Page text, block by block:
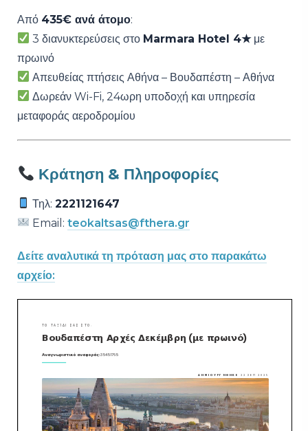
Από 435€ ανά άτομο:
3 διανυκτερεύσεις στο Marmara Hotel 4★με
πρωινό
Απευθείας πτήσεις Αθήνα – Βουδαπέστη – Αθήνα
Δωρεάν Wi-Fi, 24ωρη υποδοχή και υπηρεσία
μεταφοράς αεροδρομίου
Κράτηση & Πληροφορίες
Τηλ:2221121647
Email:teokaltsas@fthera.gr
Δείτε αναλυτικά τη πρόταση μας στο παρακάτω
αρχείο: